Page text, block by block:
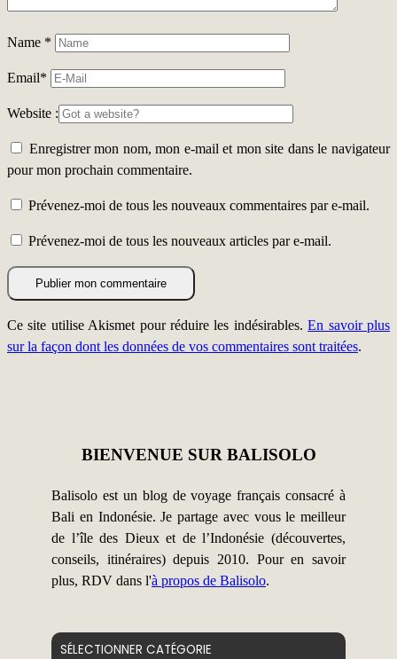
Name *
Email*
Website :
Enregistrer mon nom, mon e-mail et mon site dans le navigateur
pour mon prochain commentaire.
Prévenez-moi de tous les nouveaux commentaires par e-mail.
Prévenez-moi de tous les nouveaux articles par e-mail.
Ce site utilise Akismet pour réduire les indésirables.En savoir plus
sur la façon dont les données de vos commentaires sont traitées.
BIENVENUE SUR BALISOLO
Balisolo est un blog de voyage français consacré à
Bali en Indonésie. Je partage avec vous le meilleur
de l’île des Dieux et de l’Indonésie (découvertes,
conseils, itinéraires) depuis 2010. Pour en savoir
plus, RDV dans l'à propos de Balisolo.